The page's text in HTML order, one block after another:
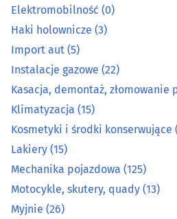
Mechanika pojazdowa
Motocykle, skutery, quady
Myjnie(26)
Naczepy i przyczepy(5)
Opony, felgi(29)
Paliwa, oleje, smary (19)
Elektromobilność (0)
Haki holownicze (3)
Import aut (5)
Instalacje gazowe (22)
Kasacja, demontaż, złomowanie
Klimatyzacja (15)
Kosmetyki i środki konserwujące
Lakiery (15)
Mechanika pojazdowa (125)
Motocykle, skutery, quady (13)
Myjnie (26)